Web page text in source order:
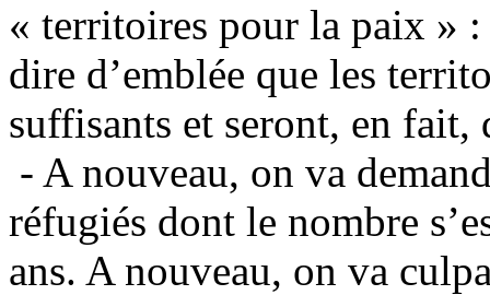
« territoires pour la paix »
dire d’emblée que les
suffisants et seront, en
- A nouveau, on va
réfugiés dont le nombre
ans. A nouveau, on va